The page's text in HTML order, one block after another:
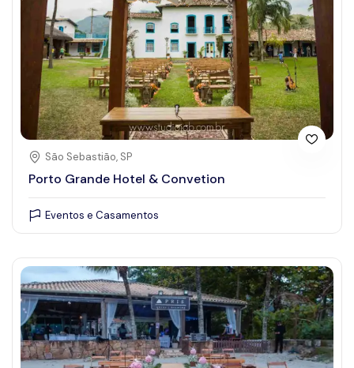
São Sebastião, SP
Porto Grande Hotel & Convetion
Eventos e Casamentos